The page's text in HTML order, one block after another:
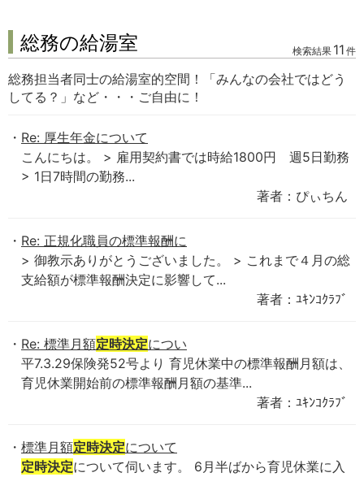
総務の給湯室 検索結果 11 件
総務担当者同士の給湯室的空間！「みんなの会社ではどう
してる？」など・・・ご自由に！
Re: 厚生年金について
こんにちは。 > 雇用契約書では時給1800円 週5日勤務
> 1日7時間の勤務...
著者：ぴぃちん
Re: 正規化職員の標準報酬に
> 御教示ありがとうございました。 > これまで４月の総
支給額が標準報酬決定に影響して...
著者：ﾕｷﾝｺｸﾗﾌﾞ
Re: 標準月額定時決定につい
平7.3.29保険発52号より 育児休業中の標準報酬月額は、
育児休業開始前の標準報酬月額の基準...
著者：ﾕｷﾝｺｸﾗﾌﾞ
標準月額定時決定について
定時決定について伺います。 6月半ばから育児休業に入